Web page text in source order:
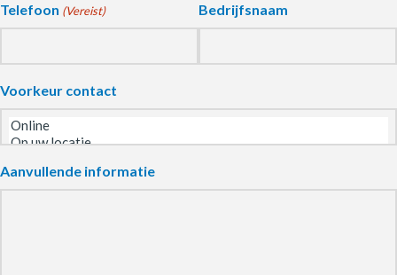
Telefoon (Vereist) Bedrijfsnaam
Voorkeur contact
Aanvullende informatie